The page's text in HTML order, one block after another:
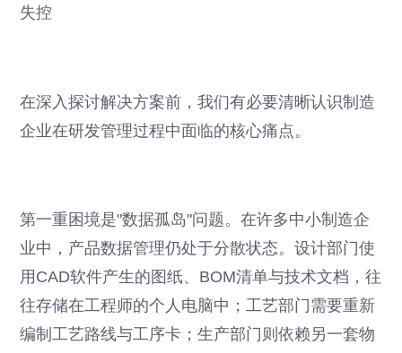
失控
在深入探讨解决方案前，我们有必要清晰认识制造
企业在研发管理过程中面临的核心痛点。
第一重困境是"数据孤岛"问题。在许多中小制造企
业中，产品数据管理仍处于分散状态。设计部门使
用CAD软件产生的图纸、BOM清单与技术文档，往
往存储在工程师的个人电脑中；工艺部门需要重新
编制工艺路线与工序卡；生产部门则依赖另一套物